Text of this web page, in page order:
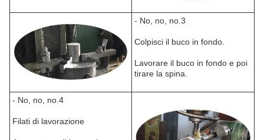
- No, no, no.3
Colpisci il buco in fondo.
Lavorare il buco in fondo e poi
tirare la spina.
- No, no, no.4
Filati di lavorazione